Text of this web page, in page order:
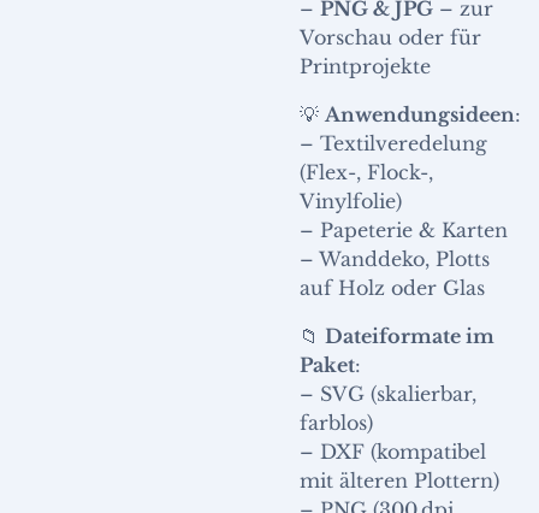
– PNG & JPG – zur
Vorschau oder für
Printprojekte
💡 Anwendungsideen:
– Textilveredelung
(Flex-, Flock-,
Vinylfolie)
– Papeterie & Karten
– Wanddeko, Plotts
auf Holz oder Glas
📁 Dateiformate im
Paket:
– SVG (skalierbar,
farblos)
– DXF (kompatibel
mit älteren Plottern)